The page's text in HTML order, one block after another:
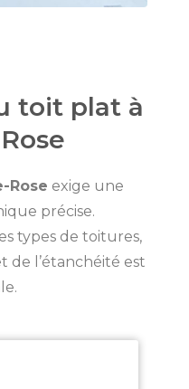
toit plat à
Rose exige une
précise.
types de toitures,
de l’étanchéité est